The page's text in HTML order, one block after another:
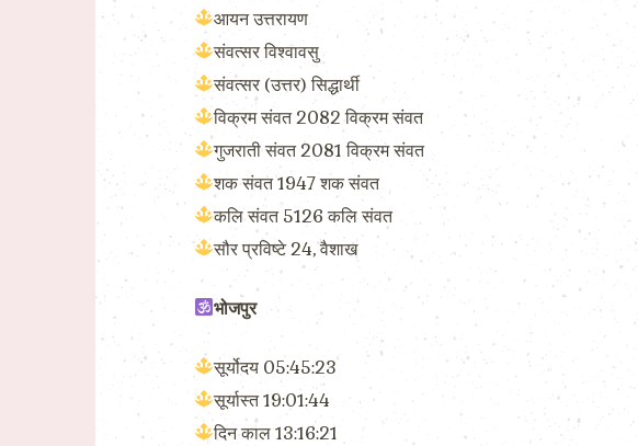
आयन उत्तरायण
संवत्सर विश्वावसु
संवत्सर (उत्तर) सिद्धार्थी
विक्रम संवत 2082 विक्रम संवत
गुजराती संवत 2081 विक्रम संवत
शक संवत 1947 शक संवत
कलि संवत 5126 कलि संवत
सौर प्रविष्टे 24, वैशाख
भोजपुर
सूर्योदय 05:45:23
सूर्यास्त 19:01:44
दिन काल 13:16:21